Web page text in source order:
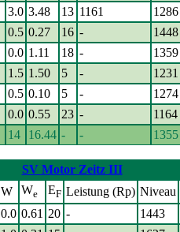
3.0 3.48 13 1161
1286
0.5 0.27 16 -
1448
0.0 1.11 18 -
1359
1.5 1.50 5 -
1231
0.5 0.10 5 -
1274
0.0 0.55 23 -
1164
14 16.44 - - 1355
SV Motor Zeitz III
W We EF Leistung (Rp) Niveau
0.0 0.61 20 -
1443